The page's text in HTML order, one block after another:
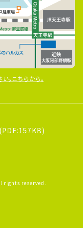
｡こちらから｡
rights reserved.